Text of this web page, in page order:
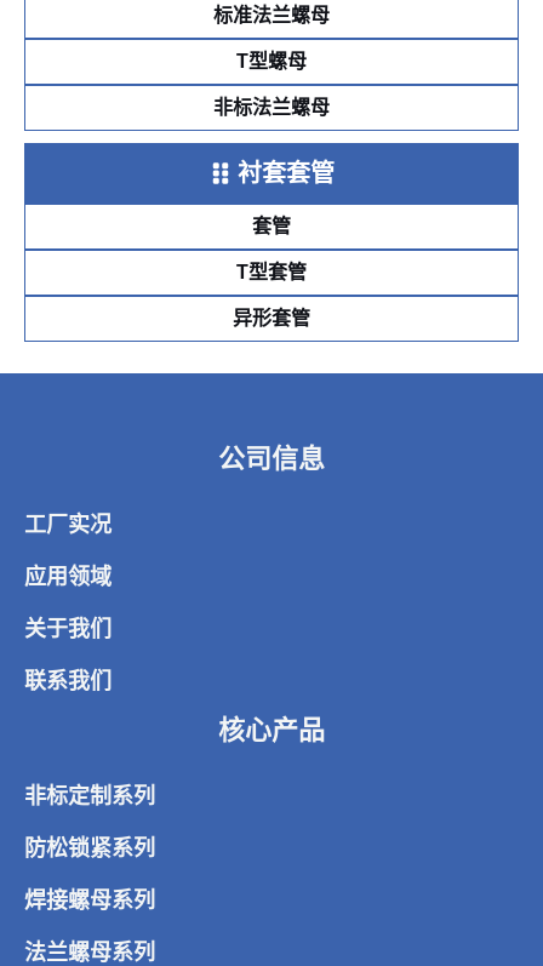
标准法兰螺母
T型螺母
非标法兰螺母
衬套套管
套管
T型套管
异形套管
公司信息
工厂实况
应用领域
关于我们
联系我们
核心产品
非标定制系列
防松锁紧系列
焊接螺母系列
法兰螺母系列